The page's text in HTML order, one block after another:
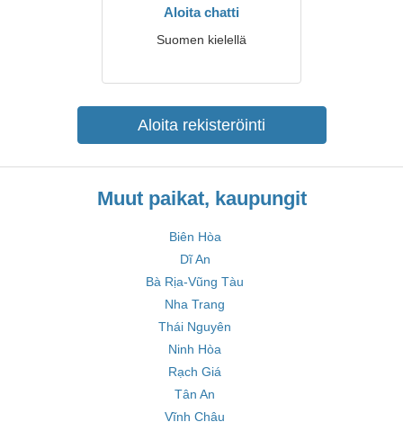
Aloita chatti
Suomen kielellä
Aloita rekisteröinti
Muut paikat, kaupungit
Biên Hòa
Dĩ An
Bà Rịa-Vũng Tàu
Nha Trang
Thái Nguyên
Ninh Hòa
Rạch Giá
Tân An
Vĩnh Châu